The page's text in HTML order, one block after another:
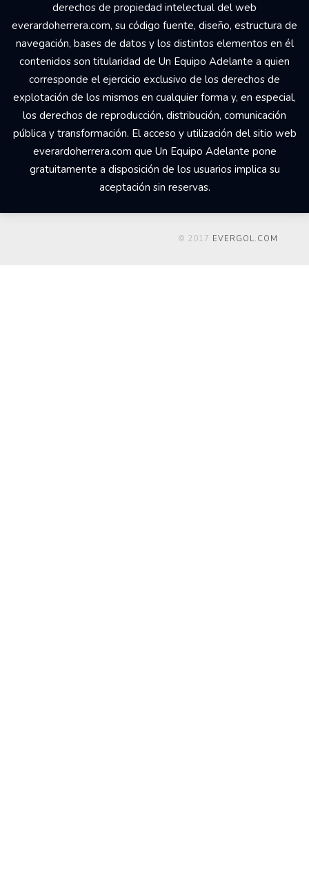
derechos de propiedad intelectual del web
everardoherrera.com, su código fuente, diseño, estructura de
navegación, bases de datos y los distintos elementos en él
contenidos son titularidad de Un Equipo Adelante a quien
corresponde el ejercicio exclusivo de los derechos de
explotación de los mismos en cualquier forma y, en especial,
los derechos de reproducción, distribución, comunicación
pública y transformación. El acceso y utilización del sitio web
everardoherrera.com que Un Equipo Adelante pone
gratuitamente a disposición de los usuarios implica su
aceptación sin reservas.
© 2017 EVERGOL.COM